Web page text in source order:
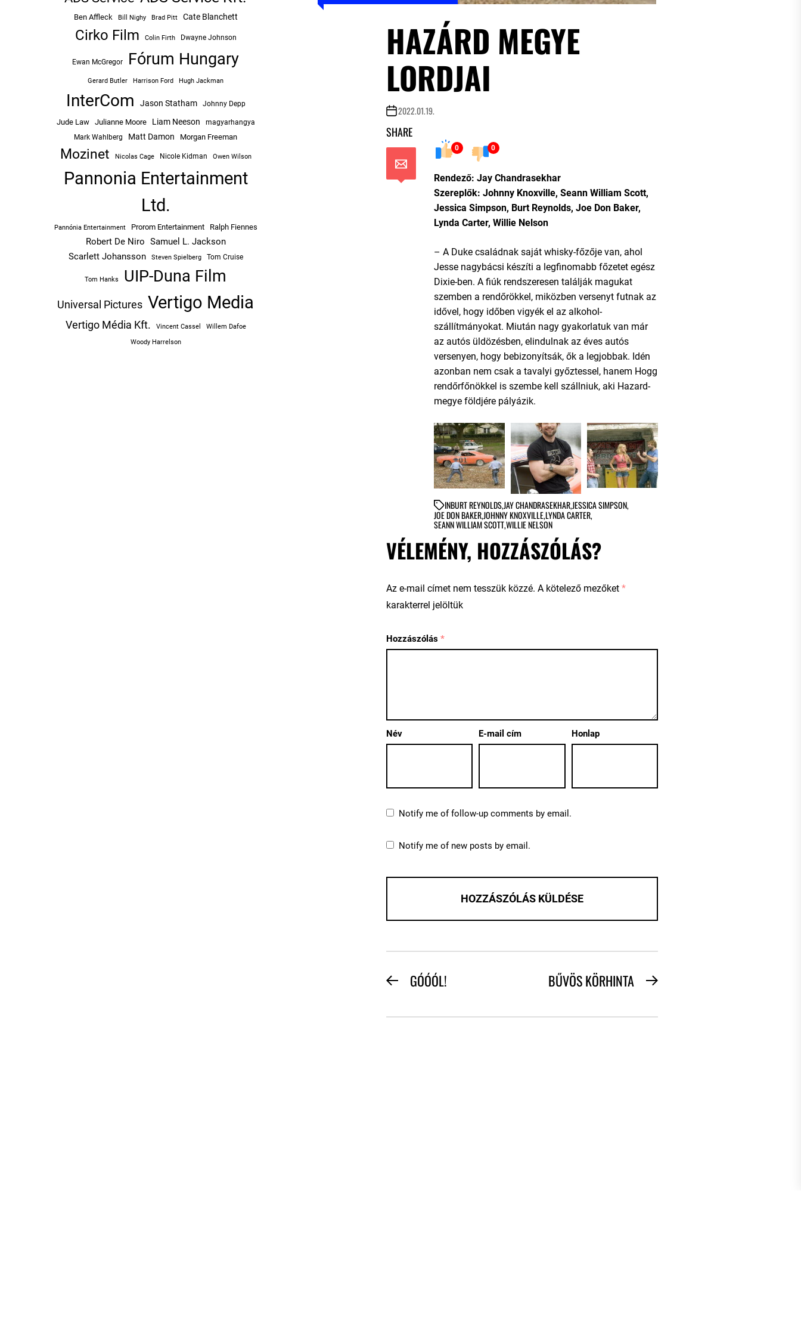
HAZÁRD MEGYE
LORDJAI
2022.01.19.
SHARE
0 0
Rendező: Jay Chandrasekhar
Szereplők: Johnny Knoxville, Seann William Scott,
Jessica Simpson, Burt Reynolds, Joe Don Baker,
Lynda Carter, Willie Nelson
– A Duke családnak saját whisky-főzője van, ahol
Jesse nagybácsi készíti a legfinomabb főzetet egész
Dixie-ben. A fiúk rendszeresen találják magukat
szemben a rendőrökkel, miközben versenyt futnak az
idővel, hogy időben vigyék el az alkohol-
szállítmányokat. Miután nagy gyakorlatuk van már
az autós üldözésben, elindulnak az éves autós
versenyen, hogy bebizonyítsák, ők a legjobbak. Idén
azonban nem csak a tavalyi győztessel, hanem Hogg
rendőrfőnökkel is szembe kell szállniuk, aki Hazard-
megye földjére pályázik.
INBURT REYNOLDS,JAY CHANDRASEKHAR,JESSICA SIMPSON,
JOE DON BAKER,JOHNNY KNOXVILLE,LYNDA CARTER,
SEANN WILLIAM SCOTT,WILLIE NELSON
VÉLEMÉNY, HOZZÁSZÓLÁS?
Az e-mail címet nem tesszük közzé. A kötelező mezőket *
karakterrel jelöltük
Hozzászólás *
Név E-mail cím Honlap
Notify me of follow-up comments by email.
Notify me of new posts by email.
BEJEGYZÉS
PreviousGÓÓÓL!
Next
BŰVÖS KÖRHINTA
Ben Affleck Bill Nighy Brad Pitt Cate Blanchett
Cirko Film Colin Firth Dwayne Johnson
Ewan McGregor Fórum Hungary
Gerard Butler Harrison Ford Hugh Jackman
InterCom Jason Statham Johnny Depp
Jude Law Julianne Moore Liam Neeson
magyarhangya
Mark Wahlberg
Matt Damon Morgan Freeman
Mozinet Nicolas Cage Nicole Kidman Owen Wilson
Pannonia Entertainment
Ltd.
Pannónia Entertainment Prorom Entertainment Ralph Fiennes
Robert De Niro Samuel L. Jackson
Scarlett Johansson
Steven Spielberg Tom Cruise
Tom Hanks UIP-Duna Film
Universal Pictures Vertigo Media
Vertigo Média Kft. Vincent Cassel
Willem Dafoe
Woody Harrelson